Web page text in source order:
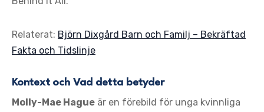
Relaterat: Björn Dixgård Barn och Familj – Bekräftad
Fakta och Tidslinje
Kontext och Vad detta betyder
Molly-Mae Hague är en förebild för unga kvinnliga